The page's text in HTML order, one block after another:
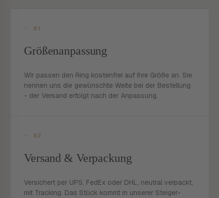
- 01
Größenanpassung
Wir passen den Ring kostenfrei auf Ihre Größe an. Sie
nennen uns die gewünschte Weite bei der Bestellung
- der Versand erfolgt nach der Anpassung.
- 02
Versand & Verpackung
Versichert per UPS, FedEx oder DHL, neutral verpackt,
mit Tracking. Das Stück kommt in unserer Steiger-